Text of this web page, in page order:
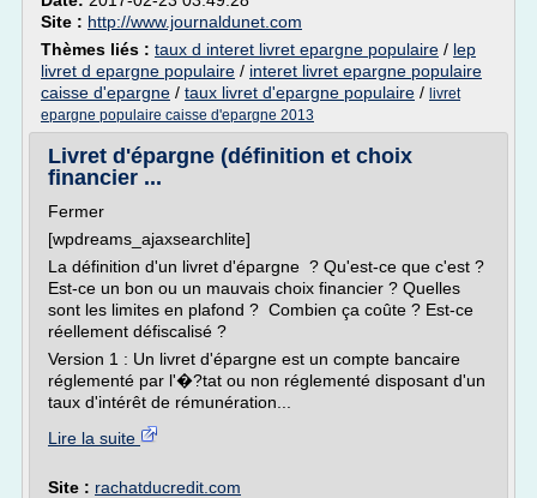
Site : http://www.journaldunet.com
Thèmes liés : taux d interet livret epargne populaire / lep
livret d epargne populaire / interet livret epargne populaire
caisse d'epargne / taux livret d'epargne populaire / livret
epargne populaire caisse d'epargne 2013
Livret d'épargne (définition et choix
financier ...
Fermer
[wpdreams_ajaxsearchlite]
La définition d'un livret d'épargne ? Qu'est-ce que c'est ?
Est-ce un bon ou un mauvais choix financier ? Quelles
sont les limites en plafond ? Combien ça coûte ? Est-ce
réellement défiscalisé ?
Version 1 : Un livret d'épargne est un compte bancaire
réglementé par l'�?tat ou non réglementé disposant d'un
taux d'intérêt de rémunération...
Lire la suite
Site : rachatducredit.com